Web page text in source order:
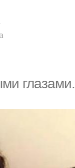
глазами.